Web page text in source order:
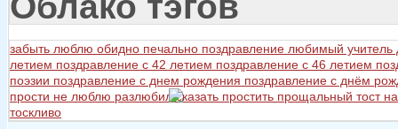
забыть люблю обидно печально поздравление любимый учитель
летием поздравление с 42 летием поздравление с 46 летием
поэзии поздравление с днем рождения поздравление с днём
прости не люблю разлюбил сказать простить прощальный тост
тоскливо